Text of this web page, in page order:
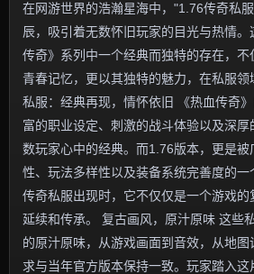
在网游世界的浩瀚星海中，"1.76传奇私
辰，吸引着无数怀旧玩家的目光与热情
传奇》系列中一个经典而独特的存在，
青春记忆，更以其独特的魅力，在私服
私服：经典再现，情怀依旧 《热血传奇
富的职业设定、刺激的战斗体验以及深
数玩家心中的经典。而1.76版本，更是
性、玩法多样性以及装备系统完善度的
传奇私服出现时，它不仅仅是一个游戏
延续和传承。 复古画风，原汁原味 这些
的原汁原味，从游戏画面到音效，从地
求与当年官方版本保持一致。玩家踏入